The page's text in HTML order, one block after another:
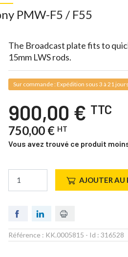
PMW-F5 / F55
The Broadcast plate fits to
15mm LWS rods.
Sur commande : Expédition sous 3 à 21 jours
900,00 € TTC
750,00 € HT
Vous avez trouvé ce produit
AJOUTER AU
Référence : KK.0005815 - Id : 316528